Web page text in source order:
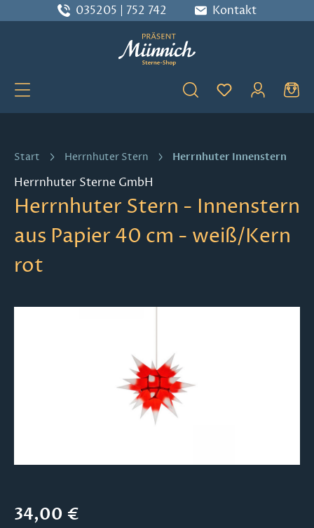
Zum Hauptinhalt springen
035205 | 752 742 Kontakt
Du hast 0
Start Herrnhuter Stern Herrnhuter Innenstern
Herrnhuter Sterne GmbH
Herrnhuter Stern - Innenstern
aus Papier 40 cm - weiß/Kern
rot
Regulärer Preis:
34,00 €